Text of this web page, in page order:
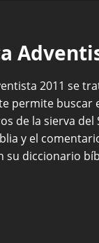
2011 se
permite buscar
de la sierva del
y el
su diccionario